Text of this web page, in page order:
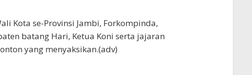
Kota se-Provinsi Jambi, Forkompinda,
batang Hari, Ketua Koni serta jajaran
yang menyaksikan.(adv)